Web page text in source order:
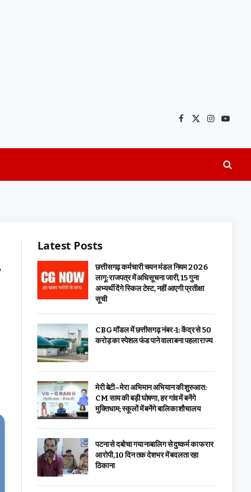
Facebook
X
Instagram
Latest Posts
छत्तीसगढ़ कर्मचारी चयन मंडल नियम 2026
लागू: राजपत्र में अधिसूचना जारी, 15 गुना
अभ्यर्थी देंगे स्किल टेस्ट, नहीं आएगी प्रतीक्षा
सूची
CBG मॉडल में छत्तीसगढ़ नंबर-1: केंद्र से ₹50
करोड़ का स्पेशल फंड पाने वाला बना पहला राज्य
मेरी बेटी–मेरा अभिमान अभियान की शुरुआत:
CM साय की बड़ी घोषणा, हर गांव में बनेंगे
मुक्तिधाम; स्कूलों में बनेंगे बालिका शौचालय
पटना से दबोचा गया नाबालिग से दुष्कर्म का फरार
आरोपी, 10 दिन तक देशभर में बदलता रहा
ठिकाना